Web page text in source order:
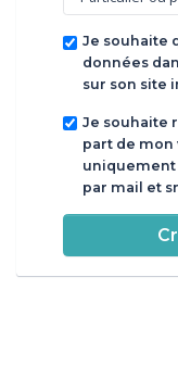
Je souhaite
données
sur son site
Je souhaite
part de mon
uniquement
par mail et